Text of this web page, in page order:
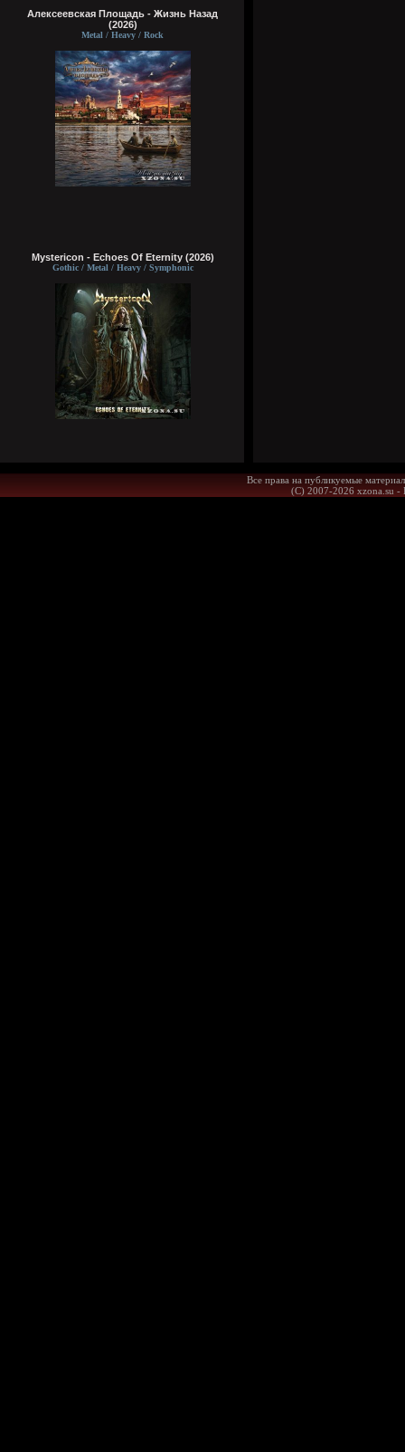
Алексеевская Площадь - Жизнь Назад
(2026)
Metal / Heavy / Rock
Mystericon - Echoes Of Eternity (2026)
Gothic / Metal / Heavy / Symphonic
Все права на публикуемые
(С) 2007-2026 xzona.su -